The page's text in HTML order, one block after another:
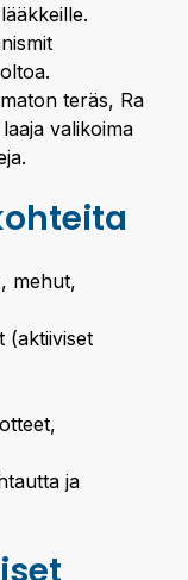
teräs, Ra
valikoima
mehut,
(aktiiviset
ja